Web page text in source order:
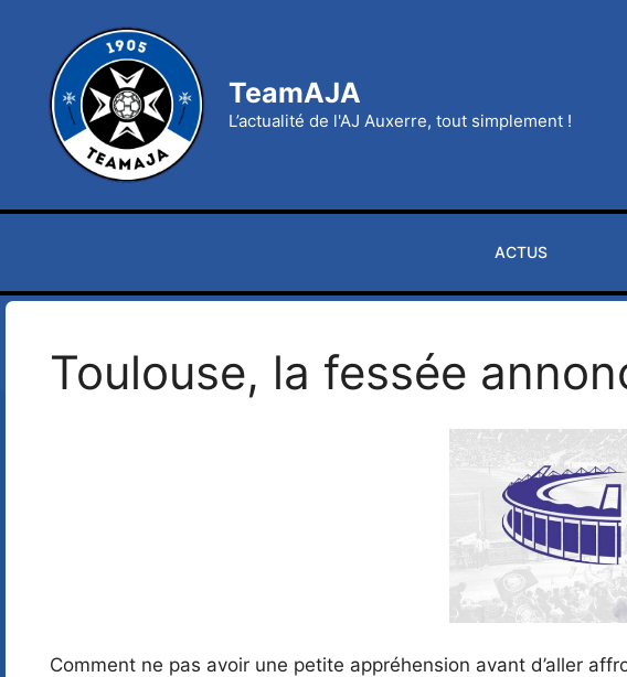
contenu
TeamAJA
L’actualité de l'AJ Auxerre, tout simplement !
ACTUS
Toulouse, la fessée
Comment ne pas avoir une petite appréhension avant d’aller